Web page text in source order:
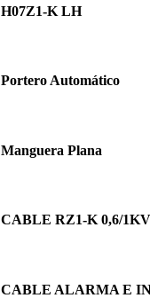
H07Z1-K LH
Portero Automático
Manguera Plana
CABLE RZ1-K 0,6/1KV
CABLE ALARMA E